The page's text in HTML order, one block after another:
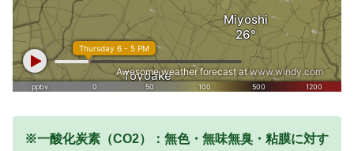
※一酸化炭素（CO2）：無色・無味無臭・粘膜に対す